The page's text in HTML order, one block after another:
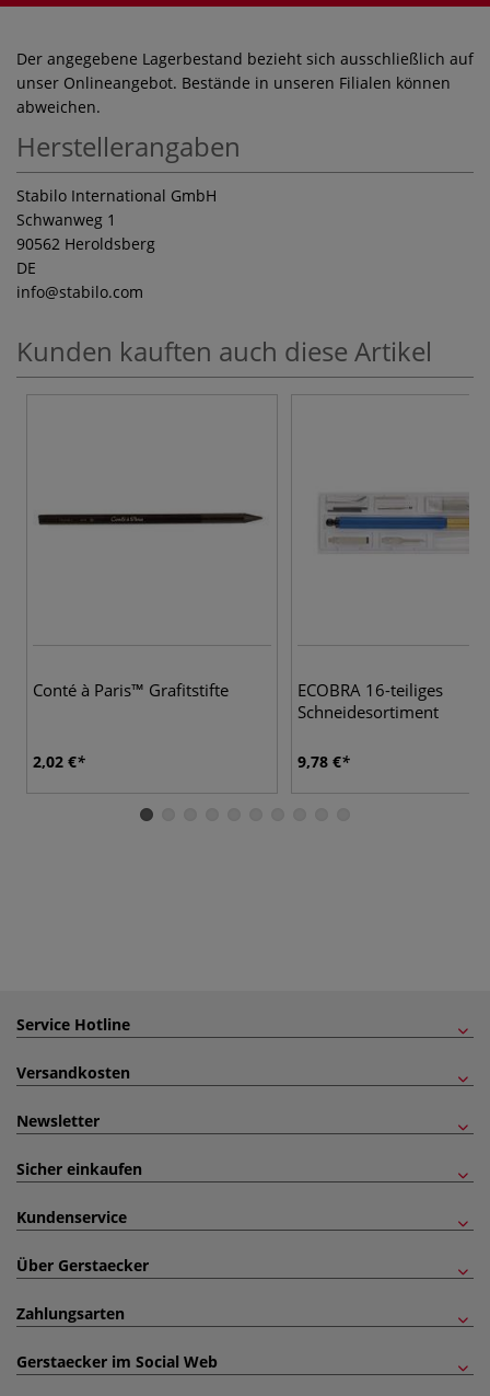
Der angegebene Lagerbestand bezieht sich ausschließlich auf
unser Onlineangebot. Bestände in unseren Filialen können
abweichen.
Herstellerangaben
Stabilo International GmbH
Schwanweg 1
90562 Heroldsberg
DE
info@stabilo.com
Kunden kauften auch diese Artikel
Conté à Paris™ Grafitstifte
2,02 €
ECOBRA 16-teiliges
Schneidesortiment
9,78 €
Service Hotline
Versandkosten
Newsletter
Sicher einkaufen
Kundenservice
Über Gerstaecker
Zahlungsarten
Gerstaecker im Social Web